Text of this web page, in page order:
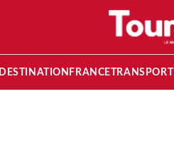
DESTINATION FRANCETRANSPORT